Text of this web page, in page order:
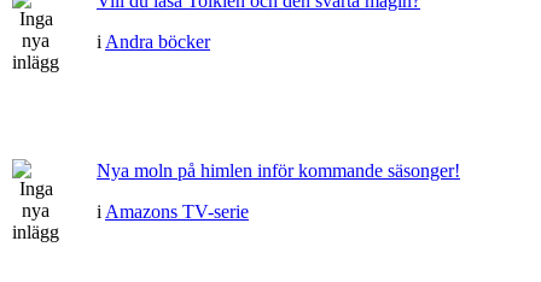
i Andra böcker
Nya moln på himlen inför kommande säsonger!
i Amazons TV-serie